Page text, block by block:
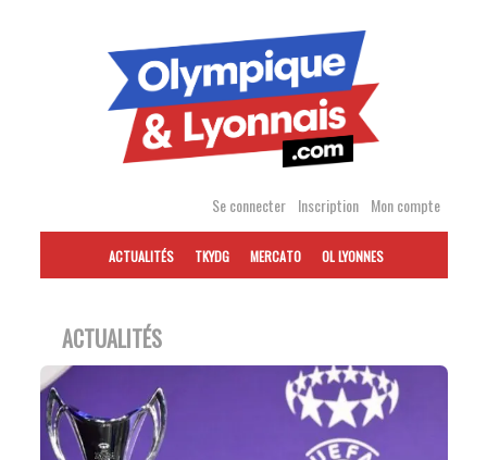
Se connecter Inscription Mon compte
ACTUALITÉS TKYDG MERCATO OL LYONNES
ACTUALITÉS